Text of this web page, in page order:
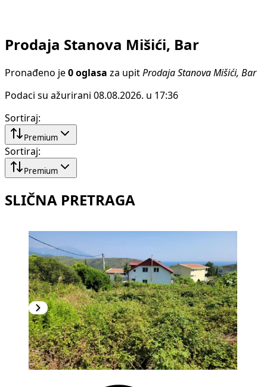
Prodaja Stanova Mišići, Bar
Pronađeno je 0 oglasa za upit Prodaja Stanova Mišići, Bar
Podaci su ažurirani 08.08.2026. u 17:36
Sortiraj:
Premium
Sortiraj:
Premium
SLIČNA PRETRAGA